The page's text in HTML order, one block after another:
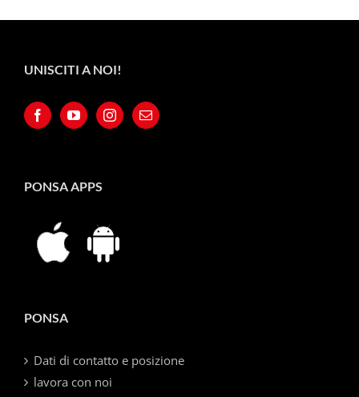
UNISCITI A NOI!
PONSA APPS
PONSA
Dati di contatto e posizione
lavora con noi